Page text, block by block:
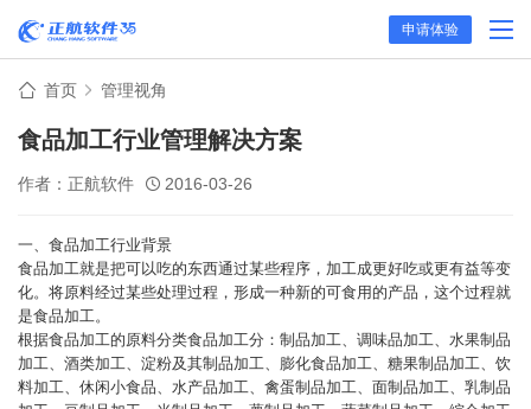
申请体验
首页 管理视角
食品加工行业管理解决方案
作者：正航软件 2016-03-26
一、食品加工行业背景
食品加工就是把可以吃的东西通过某些程序，加工成更好吃或更有益等变
化。将原料经过某些处理过程，形成一种新的可食用的产品，这个过程就
是食品加工。
根据食品加工的原料分类食品加工分：制品加工、调味品加工、水果制品
加工、酒类加工、淀粉及其制品加工、膨化食品加工、糖果制品加工、饮
料加工、休闲小食品、水产品加工、禽蛋制品加工、面制品加工、乳制品